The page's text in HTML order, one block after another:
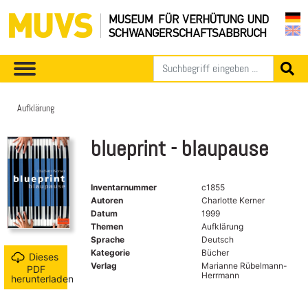
Aufklärung
Dieses
PDF
herunterladen
blueprint - blaupause
Inventarnummer
c1855
Autoren
Charlotte Kerner
Datum
1999
Themen
Aufklärung
Sprache
Deutsch
Kategorie
Bücher
Verlag
Marianne Rübelmann-
Herrmann